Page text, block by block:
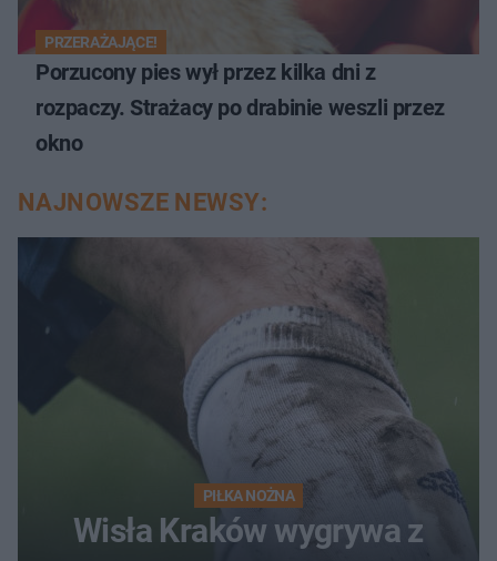
PRZERAŻAJĄCE!
Porzucony pies wył przez kilka dni z
rozpaczy. Strażacy po drabinie weszli przez
okno
NAJNOWSZE NEWSY:
PIŁKA NOŻNA
Wisła Kraków wygrywa z